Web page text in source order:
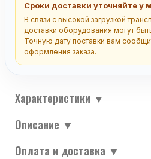
Сроки доставки уточняйте у
В связи с высокой загрузкой
доставки оборудования могут
Точную дату поставки вам
оформления заказа.
Характеристики ▼
Описание ▼
Оплата и доставка ▼